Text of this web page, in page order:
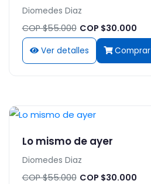
Diomedes Diaz
COP $55.000 COP $30.000
Ver detalles Comprar
Lo mismo de ayer
Diomedes Diaz
COP $55.000 COP $30.000